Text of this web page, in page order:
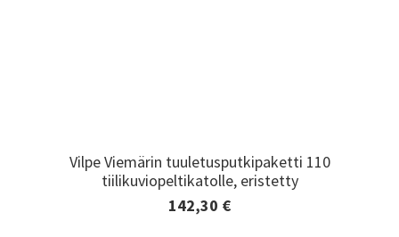
Vilpe Viemärin tuuletusputkipaketti 110
tiilikuviopeltikatolle, eristetty
142,30 €
Vilpe Viemärin tuuletusputkipaketti 110
tiilikuviopeltikatolle, eristetty
Lisätiedot ja tilaaminen